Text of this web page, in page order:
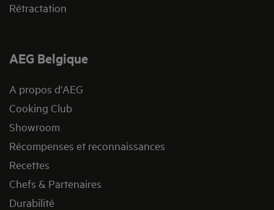
Rétractation
AEG Belgique
A propos d'AEG
Cooking Club
Showroom
Récompenses et reconnaissances
Recettes
Chefs & Partenaires
Durabilité